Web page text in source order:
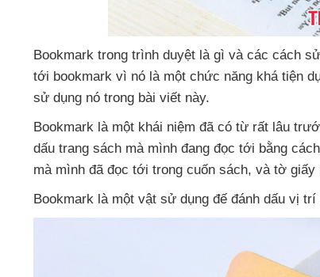
Bookmark trong trình duyệt là gì và các cách
tới bookmark vì nó là một chức năng khá tiện
sử dụng nó trong bài viết này.
Bookmark là một khái niệm đã có từ rất lâu
dấu trang sách mà mình đang đọc tới bằng
mà mình đã đọc tới trong cuốn sách, và tờ giấy
Bookmark là một vật sử dụng đế đánh dấu vị